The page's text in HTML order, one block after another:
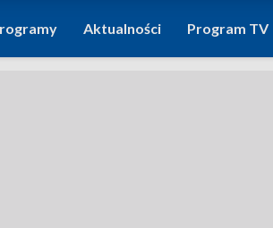
Aktualności Program TV